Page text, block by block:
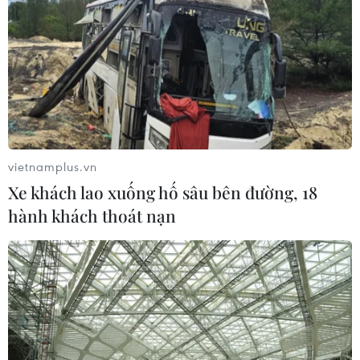
trong lịch sử
04/08/2026 15:17
Tây Ban Nha phát trực tiếp nhật thực
toàn phần từ độ cao 9.000 m
Tàu chở hàng của Thổ Nhĩ Kỳ bị tấn
công trên Biển Đen
04/08/2026 05:54
Vì sao Google khiến Mỹ và
vietnamplus.vn
Xe khách lao xuống hố sâu bên đường, 18
hành khách thoát nạn